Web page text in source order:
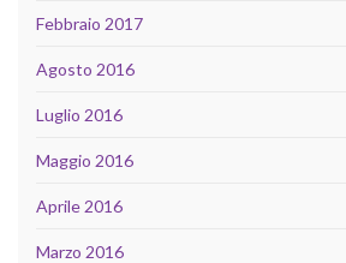
Febbraio 2017
Agosto 2016
Luglio 2016
Maggio 2016
Aprile 2016
Marzo 2016